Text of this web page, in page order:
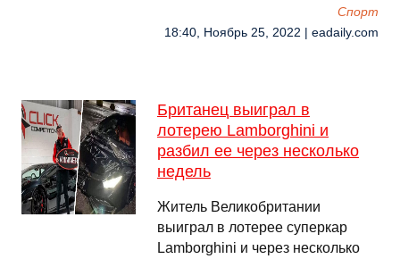
Спорт
18:40, Ноябрь 25, 2022 | eadaily.com
Британец выиграл в
лотерею Lamborghini и
разбил ее через несколько
недель
Житель Великобритании
выиграл в лотерее суперкар
Lamborghini и через несколько